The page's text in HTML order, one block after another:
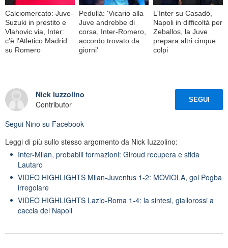
Calciomercato: Juve-
Suzuki in prestito e
Vlahovic via, Inter:
c'è l'Atletico Madrid
su Romero
Pedullà: 'Vicario alla
Juve andrebbe di
corsa, Inter-Romero,
accordo trovato da
giorni'
L'Inter su Casadó,
Napoli in difficoltà per
Zeballos, la Juve
prepara altri cinque
colpi
Nick Iuzzolino
Contributor
SEGUI
Segui Nino su Facebook
Leggi di più sullo stesso argomento da Nick Iuzzolino:
Inter-Milan, probabili formazioni: Giroud recupera e sfida
Lautaro
VIDEO HIGHLIGHTS Milan-Juventus 1-2: MOVIOLA, gol Pogba
irregolare
VIDEO HIGHLIGHTS Lazio-Roma 1-4: la sintesi, giallorossi a
caccia del Napoli